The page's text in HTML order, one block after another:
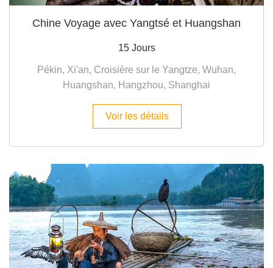
Chine Voyage avec Yangtsé et Huangshan
15 Jours
Pékin, Xi'an, Croisière sur le Yangtze, Wuhan,
Huangshan, Hangzhou, Shanghai
Voir les détails